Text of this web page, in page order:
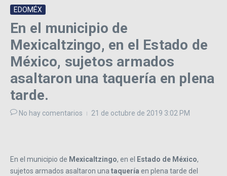
EDOMÉX
En el municipio de
Mexicaltzingo, en el Estado de
México, sujetos armados
asaltaron una taquería en plena
tarde.
No hay comentarios 21 de octubre de 2019 3:02 PM
En el municipio de Mexicaltzingo, en el Estado de México,
sujetos armados asaltaron una taquería en plena tarde del